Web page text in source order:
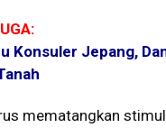
Konsuler Jepang,
mematangkan